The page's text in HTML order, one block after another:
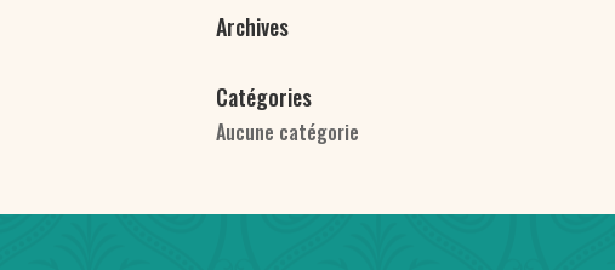
Archives
Catégories
Aucune catégorie